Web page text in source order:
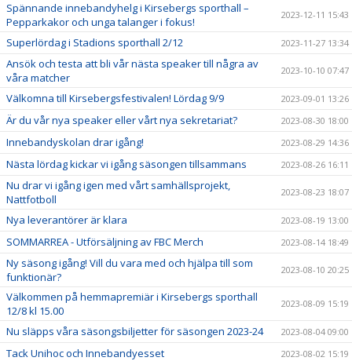
Spännande innebandyhelg i Kirsebergs sporthall –
Pepparkakor och unga talanger i fokus!
2023-12-11 15:43
Superlördag i Stadions sporthall 2/12 2023-11-27 13:34
Ansök och testa att bli vår nästa speaker till några av
våra matcher
2023-10-10 07:47
Välkomna till Kirsebergsfestivalen! Lördag 9/9 2023-09-01 13:26
Är du vår nya speaker eller vårt nya sekretariat? 2023-08-30 18:00
Innebandyskolan drar igång! 2023-08-29 14:36
Nästa lördag kickar vi igång säsongen tillsammans 2023-08-26 16:11
Nu drar vi igång igen med vårt samhällsprojekt,
Nattfotboll
2023-08-23 18:07
Nya leverantörer är klara 2023-08-19 13:00
SOMMARREA - Utförsäljning av FBC Merch 2023-08-14 18:49
Ny säsong igång! Vill du vara med och hjälpa till som
funktionär?
2023-08-10 20:25
Välkommen på hemmapremiär i Kirsebergs sporthall
12/8 kl 15.00
2023-08-09 15:19
Nu släpps våra säsongsbiljetter för säsongen 2023-24 2023-08-04 09:00
Tack Unihoc och Innebandyesset 2023-08-02 15:19